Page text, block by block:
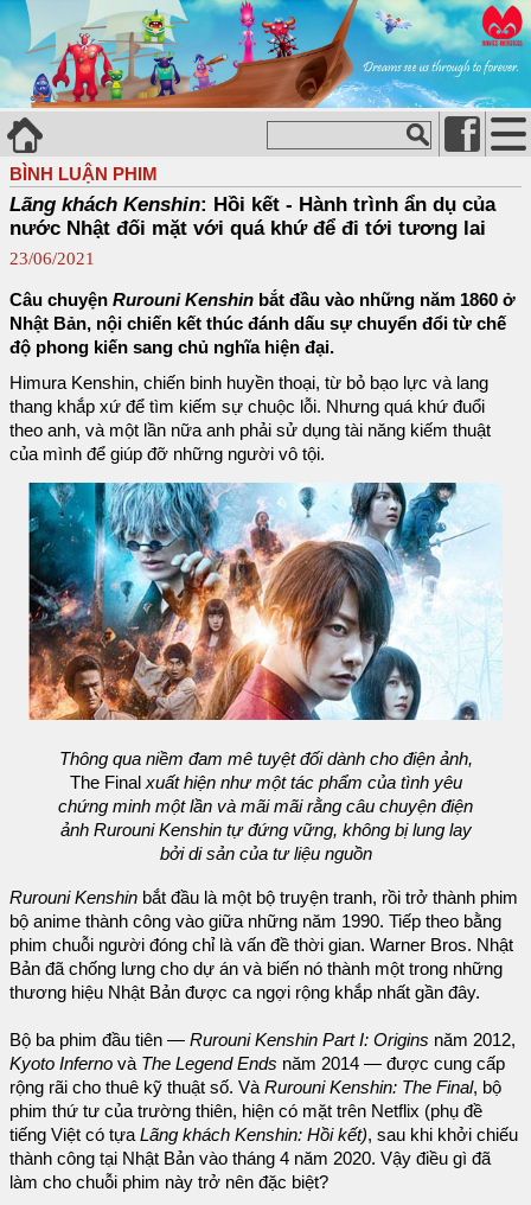
BÌNH LUẬN PHIM
Lãng khách Kenshin: Hồi kết - Hành trình ẩn dụ của
nước Nhật đối mặt với quá khứ để đi tới tương lai
23/06/2021
Câu chuyện Rurouni Kenshin bắt đầu vào những năm 1860 ở
Nhật Bản, nội chiến kết thúc đánh dấu sự chuyển đổi từ chế
độ phong kiến sang chủ nghĩa hiện đại.
Himura Kenshin, chiến binh huyền thoại, từ bỏ bạo lực và lang
thang khắp xứ để tìm kiếm sự chuộc lỗi. Nhưng quá khứ đuổi
theo anh, và một lần nữa anh phải sử dụng tài năng kiếm thuật
của mình để giúp đỡ những người vô tội.
Thông qua niềm đam mê tuyệt đối dành cho điện ảnh,
The Final xuất hiện như một tác phẩm của tình yêu
chứng minh một lần và mãi mãi rằng câu chuyện điện
ảnh Rurouni Kenshin tự đứng vững, không bị lung lay
bởi di sản của tư liệu nguồn
Rurouni Kenshin bắt đầu là một bộ truyện tranh, rồi trở thành phim
bộ anime thành công vào giữa những năm 1990. Tiếp theo bằng
phim chuỗi người đóng chỉ là vấn đề thời gian. Warner Bros. Nhật
Bản đã chống lưng cho dự án và biến nó thành một trong những
thương hiệu Nhật Bản được ca ngợi rộng khắp nhất gần đây.
Bộ ba phim đầu tiên — Rurouni Kenshin Part I: Origins năm 2012,
Kyoto Inferno và The Legend Ends năm 2014 — được cung cấp
rộng rãi cho thuê kỹ thuật số. VàRurouni Kenshin: The Final, bộ
phim thứ tư của trường thiên, hiện có mặt trên Netflix (phụ đề
tiếng Việt có tựaLãng khách Kenshin: Hồi kết), sau khi khởi chiếu
thành công tại Nhật Bản vào tháng 4 năm 2020. Vậy điều gì đã
làm cho chuỗi phim này trở nên đặc biệt?